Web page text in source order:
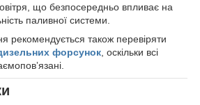
що безпосередньо впливає на
паливної системи.
рекомендується також перевіряти
форсунок , оскільки всі